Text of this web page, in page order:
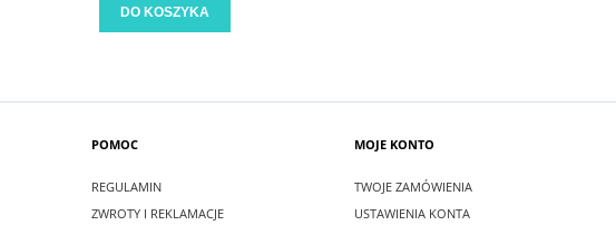
DO KOSZYKA
POMOC
REGULAMIN
ZWROTY I REKLAMACJE
MOJE KONTO
TWOJE ZAMÓWIENIA
USTAWIENIA KONTA